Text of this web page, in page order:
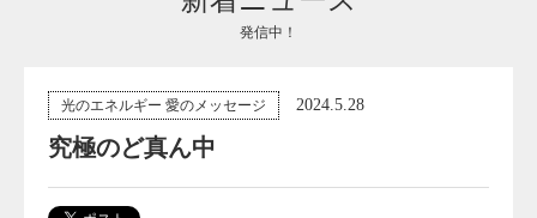
発信中！
光のエネルギー 愛のメッセージ 2024.5.28
究極のど真ん中